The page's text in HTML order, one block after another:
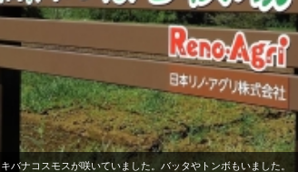
キバナコスモスが咲いていました。バッタやトンボもいました。